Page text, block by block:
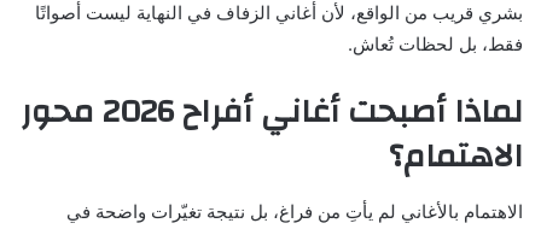
بشري قريب من الواقع، لأن أغاني الزفاف في النهاية ليست أصواتًا
فقط، بل لحظات تُعاش.
لماذا أصبحت أغاني أفراح 2026 محور
الاهتمام؟
الاهتمام بالأغاني لم يأتِ من فراغ، بل نتيجة تغيّرات واضحة في